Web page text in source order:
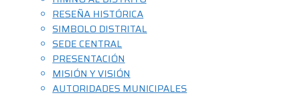
RESEÑA HISTÓRICA
SIMBOLO DISTRITAL
SEDE CENTRAL
PRESENTACIÓN
MISIÓN Y VISIÓN
AUTORIDADES MUNICIPALES